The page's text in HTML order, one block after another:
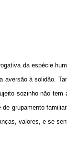
da espécie
aversão à solidão.
sozinho não
grupamento
valores, e se